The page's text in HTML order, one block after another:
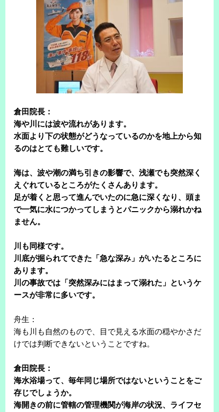
倉田院長：
海や川には波や流れがあります。
水面より下の状態がどうなっているのかを地上から知
るのはとても難しいです。
海は、波や潮の満ち引きの影響で、浅瀬でも突然深く
えぐれているところがたくさんあります。
足が着くと思って進んでいたのに急に深くなり、頭ま
で一気に水につかってしまうとパニックから溺れかね
ません。
川も同様です。
川底が掘られてできた「急な深み」がいたるところに
あります。
川の事故では「突然深みにはまって溺れた」というケ
ースが非常に多いです。
舟生：
海も川も自然のもので、目で見える水面の穏やかさだ
けでは判断できないということですね。
倉田院長：
海水浴場って、毎年同じ場所ではないということをご
存じでしょうか。
海開きの前に管轄の管理機関が海岸の状況、ライフセ